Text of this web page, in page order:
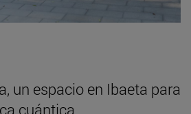
un espacio en Ibaeta para
cuántica